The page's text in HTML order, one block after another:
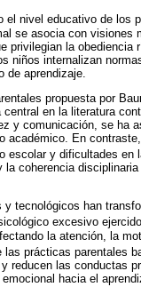
el nivel educativo de los
se asocia con
privilegian la
niños internalizan
de aprendizaje.
propuesta por
en la literatura
y comunicación, se ha
académico. En
escolar y dificultades en
coherencia
tecnológicos han
excesivo
la atención, la
las prácticas parentales
reducen las conductas
hacia el